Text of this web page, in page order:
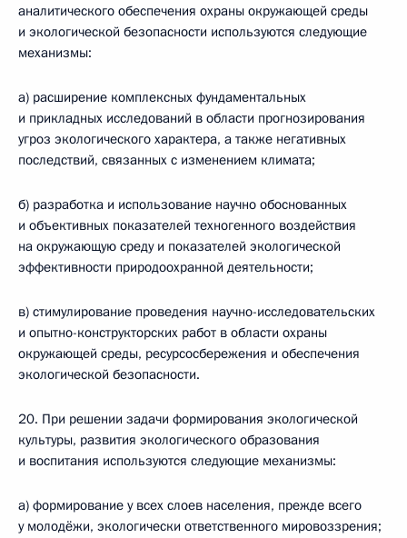
аналитического обеспечения охраны окружающей среды
и экологической безопасности используются следующие
механизмы:
а) расширение комплексных фундаментальных
и прикладных исследований в области прогнозирования
угроз экологического характера, а также негативных
последствий, связанных с изменением климата;
б) разработка и использование научно обоснованных
и объективных показателей техногенного воздействия
на окружающую среду и показателей экологической
эффективности природоохранной деятельности;
в) стимулирование проведения научно-исследовательских
и опытно-конструкторских работ в области охраны
окружающей среды, ресурсосбережения и обеспечения
экологической безопасности.
20. При решении задачи формирования экологической
культуры, развития экологического образования
и воспитания используются следующие механизмы:
а) формирование у всех слоев населения, прежде всего
у молодёжи, экологически ответственного мировоззрения;